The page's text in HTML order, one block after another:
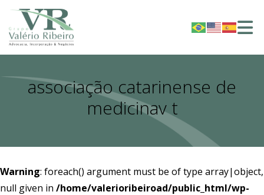
associação catarinense de
medicinav t
Warning: foreach() argument must be of type array|object,
null given in /home/valerioribeiroad/public_html/wp-